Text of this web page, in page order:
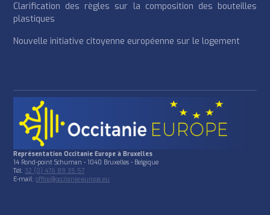
Clarification des règles sur la composition des bouteilles
plastiques
Nouvelle initiative citoyenne européenne sur le logement
Représentation Occitanie Europe à Bruxelles
14 Rond-point Schuman - 1040 Bruxelles - Belgique
Tél:32 (0) 476 89 35 57
E-mail:office@occitanie-europe.eu